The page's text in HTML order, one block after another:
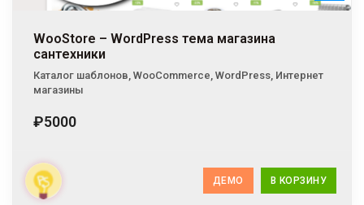
WooStore – WordPress тема магазина
сантехники
Каталог шаблонов WooCommerce WordPress Интернет
магазины
₽5000
ДЕМО В КОРЗИНУ